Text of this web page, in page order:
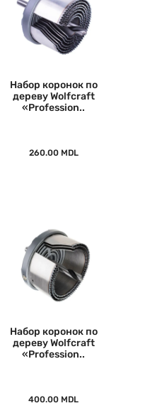
Набор коронок по
дереву Wolfcraft
«Profession..
260.00 MDL
Набор коронок по
дереву Wolfcraft
«Profession..
400.00 MDL